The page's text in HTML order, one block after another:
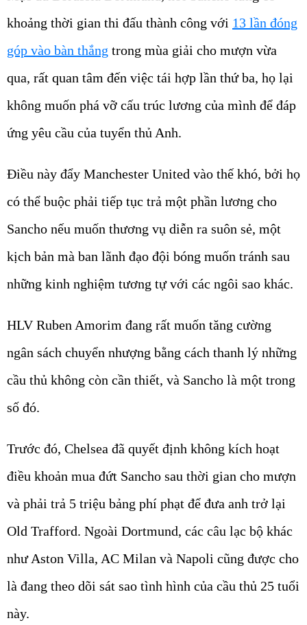
khoảng thời gian thi đấu thành công với 13 lần đóng
góp vào bàn thắng trong mùa giải cho mượn vừa
qua, rất quan tâm đến việc tái hợp lần thứ ba, họ lại
không muốn phá vỡ cấu trúc lương của mình để đáp
ứng yêu cầu của tuyển thủ Anh.
Điều này đẩy Manchester United vào thế khó, bởi họ
có thể buộc phải tiếp tục trả một phần lương cho
Sancho nếu muốn thương vụ diễn ra suôn sẻ, một
kịch bản mà ban lãnh đạo đội bóng muốn tránh sau
những kinh nghiệm tương tự với các ngôi sao khác.
HLV Ruben Amorim đang rất muốn tăng cường
ngân sách chuyển nhượng bằng cách thanh lý những
cầu thủ không còn cần thiết, và Sancho là một trong
số đó.
Trước đó, Chelsea đã quyết định không kích hoạt
điều khoản mua đứt Sancho sau thời gian cho mượn
và phải trả 5 triệu bảng phí phạt để đưa anh trở lại
Old Trafford. Ngoài Dortmund, các câu lạc bộ khác
như Aston Villa, AC Milan và Napoli cũng được cho
là đang theo dõi sát sao tình hình của cầu thủ 25 tuổi
này.